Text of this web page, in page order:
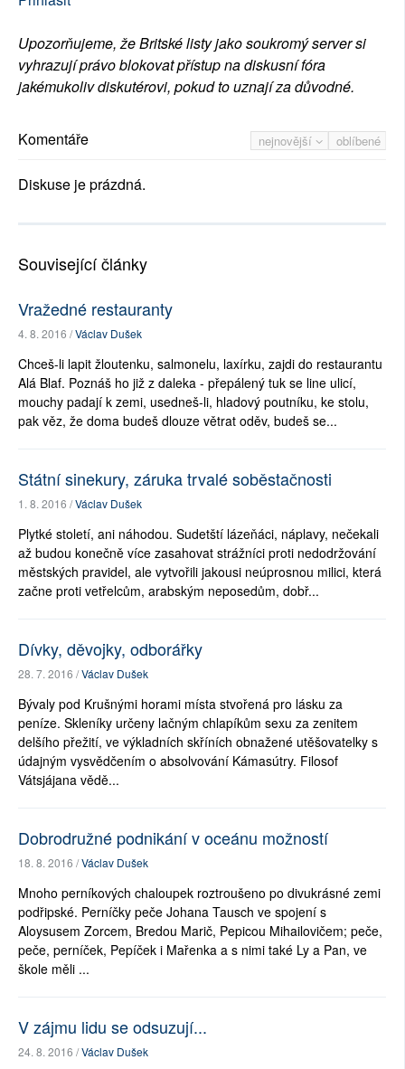
Upozorňujeme, že Britské listy jako soukromý server si
vyhrazují právo blokovat přístup na diskusní fóra
jakémukoliv diskutérovi, pokud to uznají za důvodné.
nejnovější oblíbené
Komentáře
Diskuse je prázdná.
Související články
Vražedné restauranty
4. 8. 2016 /Václav Dušek
Chceš-li lapit žloutenku, salmonelu, laxírku, zajdi do restaurantu
Alá Blaf. Poznáš ho již z daleka - přepálený tuk se line ulicí,
mouchy padají k zemi, usedneš-li, hladový poutníku, ke stolu,
pak věz, že doma budeš dlouze větrat oděv, budeš se...
Státní sinekury, záruka trvalé soběstačnosti
1. 8. 2016 /Václav Dušek
Plytké století, ani náhodou. Sudetští lázeňáci, náplavy, nečekali
až budou konečně více zasahovat strážníci proti nedodržování
městských pravidel, ale vytvořili jakousi neúprosnou milici, která
začne proti vetřelcům, arabským neposedům, dobř...
Dívky, děvojky, odborářky
28. 7. 2016 /Václav Dušek
Bývaly pod Krušnými horami místa stvořená pro lásku za
peníze. Skleníky určeny lačným chlapíkům sexu za zenitem
delšího přežití, ve výkladních skříních obnažené utěšovatelky s
údajným vysvědčením o absolvování Kámasútry. Filosof
Vátsjájana vědě...
Dobrodružné podnikání v oceánu možností
18. 8. 2016 /Václav Dušek
Mnoho perníkových chaloupek roztroušeno po divukrásné zemi
podřipské. Perníčky peče Johana Tausch ve spojení s
Aloysusem Zorcem, Bredou Marič, Pepicou Mihailovičem; peče,
peče, perníček, Pepíček i Mařenka a s nimi také Ly a Pan, ve
škole měli ...
V zájmu lidu se odsuzují...
24. 8. 2016 /Václav Dušek